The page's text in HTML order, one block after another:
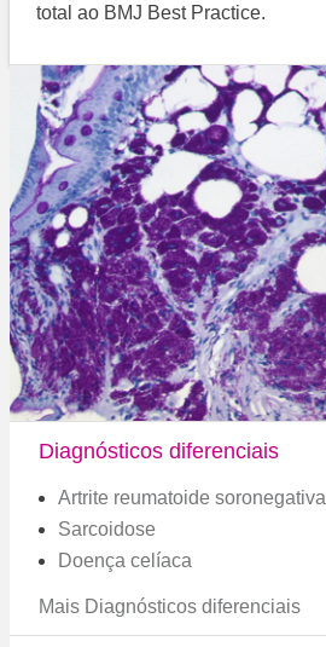
total ao BMJ Best Practice.
Diagnósticos diferenciais
Artrite reumatoide soronegativa
Sarcoidose
Doença celíaca
Mais Diagnósticos diferenciais